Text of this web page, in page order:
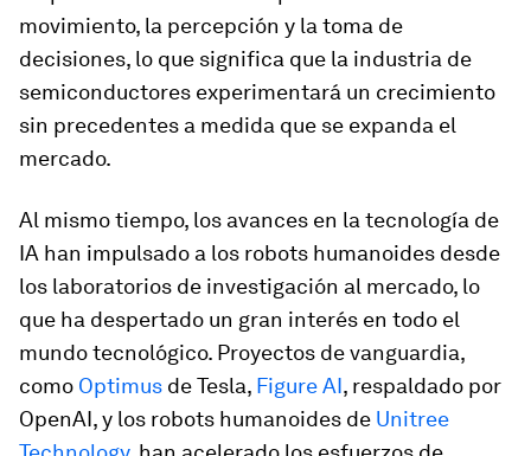
movimiento, la percepción y la toma de
decisiones, lo que significa que la industria de
semiconductores experimentará un crecimiento
sin precedentes a medida que se expanda el
mercado.
Al mismo tiempo, los avances en la tecnología de
IA han impulsado a los robots humanoides desde
los laboratorios de investigación al mercado, lo
que ha despertado un gran interés en todo el
mundo tecnológico. Proyectos de vanguardia,
como Optimus de Tesla, Figure AI, respaldado por
OpenAI, y los robots humanoides de Unitree